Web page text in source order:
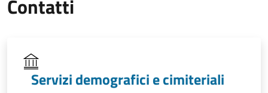
Contatti
Servizi demografici e cimiteriali